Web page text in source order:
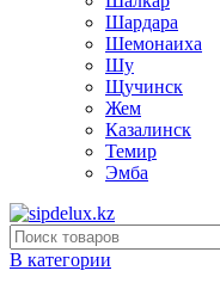
Шардара
Шемонаиха
Шу
Щучинск
Жем
Казалинск
Темир
Эмба
В категории